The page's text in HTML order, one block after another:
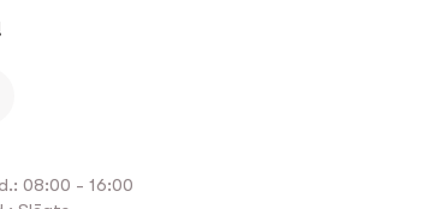
08:00 - 16:00